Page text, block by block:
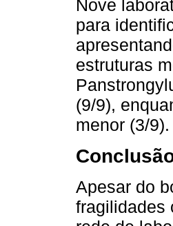
Nove
para
estruturas
(9/9),
menor (3/9).
Apesar do
fragilidades